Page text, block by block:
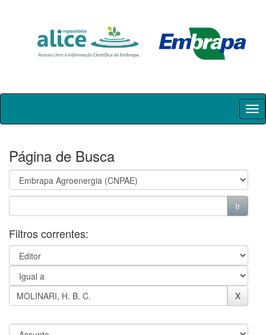
Skip
Página de Busca
Filtros correntes: